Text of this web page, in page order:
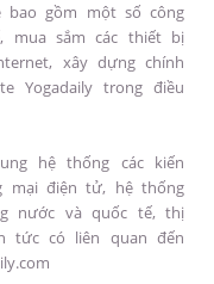
bao gồm một số công
mua sắm các thiết bị
xây dựng chính
Yogadaily trong điều
hệ thống các kiến
mại điện tử, hệ thống
nước và quốc tế, thị
tức có liên quan đến